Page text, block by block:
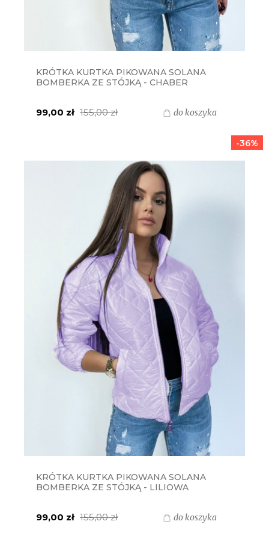
KRÓTKA KURTKA PIKOWANA SOLANA
BOMBERKA ZE STÓJKĄ - CHABER
99,00 zł 155,00 zł do koszyka
KRÓTKA KURTKA PIKOWANA SOLANA
BOMBERKA ZE STÓJKĄ - LILIOWA
99,00 zł 155,00 zł do koszyka
-36%